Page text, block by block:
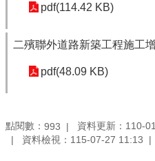
pdf(114.42 KB)
二殯聯外道路新築工程施工
pdf(48.09 KB)
點閱數： 993
資料更新：110-
資料檢視：115-07-27 11:13